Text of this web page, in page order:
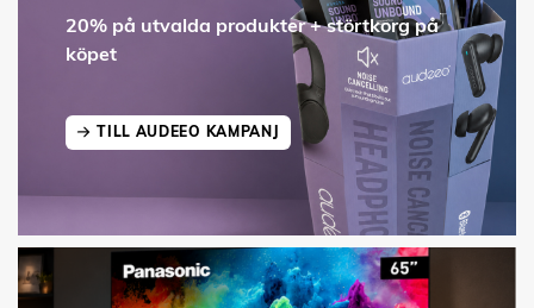
20% på utvalda produkter + störtkorg på
köpet
TILL AUDEEO KAMPANJ